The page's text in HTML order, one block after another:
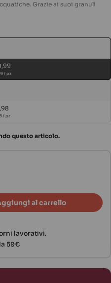
Grazie ai suoi granuli
completa.
Gammarus e Krill per
e minerali essenziali.
e carapace sani.
preservare sostanze vitali.
/ pz
/ pz
questo articolo.
per Sera Reptil
quantità per Sera
al carrello
lavorativi.
59€